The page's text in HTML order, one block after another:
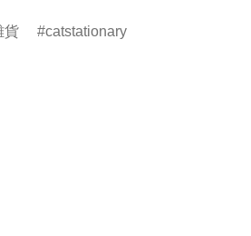
貨 catstationary